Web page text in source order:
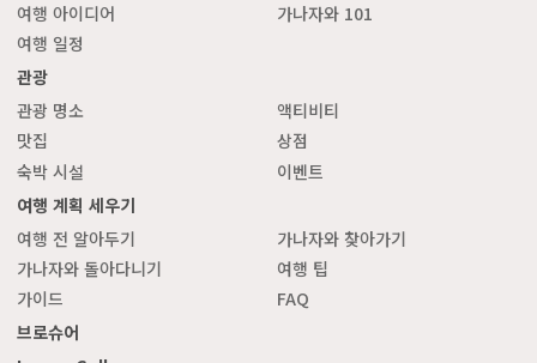
여행 아이디어
가나자와 101
여행 일정
관광
관광 명소
액티비티
맛집
상점
숙박 시설
이벤트
여행 계획 세우기
여행 전 알아두기
가나자와 찾아가기
가나자와 돌아다니기
여행 팁
가이드
FAQ
브로슈어